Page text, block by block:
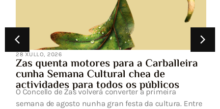
28 XULLO, 2026
Zas quenta motores para a Carballeira
cunha Semana Cultural chea de
actividades para todos os públicos
O Concello de Zas volverá converter a primeira
semana de agosto nunha gran festa da cultura. Entre